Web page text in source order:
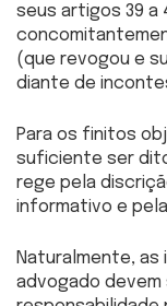
seus artigos 39 a
(que revogou e
diante de
Para os finitos
suficiente ser
rege pela
informativo e
Naturalmente,
advogado devem